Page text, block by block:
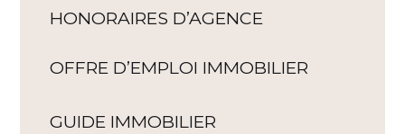
HONORAIRES D’AGENCE
OFFRE D’EMPLOI IMMOBILIER
GUIDE IMMOBILIER